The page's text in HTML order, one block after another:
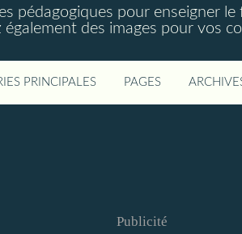
pédagogiques pour enseigner le
également des images pour vos
PRINCIPALES PAGES
Publicité